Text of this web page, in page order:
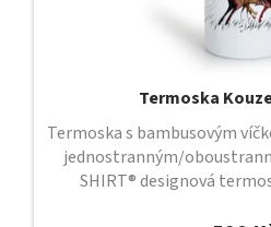
Termoska
Termoska s bambusovým
jednostranným/
SHIRT® designová